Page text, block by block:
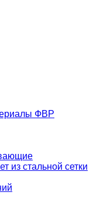
ФВР
стальной сетки